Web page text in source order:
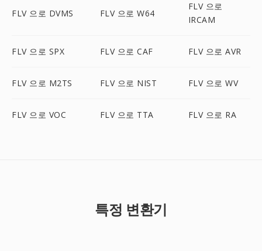
FLV 으로 DVMS FLV 으로 W64
FLV 으로
IRCAM
FLV 으로 SPX FLV 으로 CAF FLV 으로 AVR
FLV 으로 M2TS FLV 으로 NIST FLV 으로 WV
FLV 으로 VOC FLV 으로 TTA FLV 으로 RA
특정 변환기